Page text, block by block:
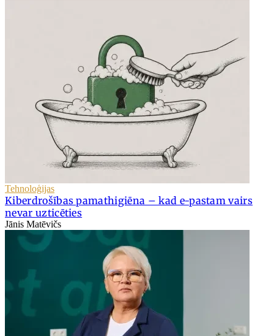
Tehnoloģijas
Kiberdrošības pamathigiēna – kad e-pastam vairs
nevar uzticēties
Jānis Matēvičs